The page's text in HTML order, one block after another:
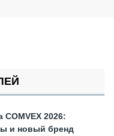
2026:
и новый бренд